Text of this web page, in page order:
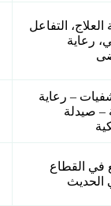
العلاج، التفاعل
رعاية
– رعاية
– صيدلة
في القطاع
الحديث